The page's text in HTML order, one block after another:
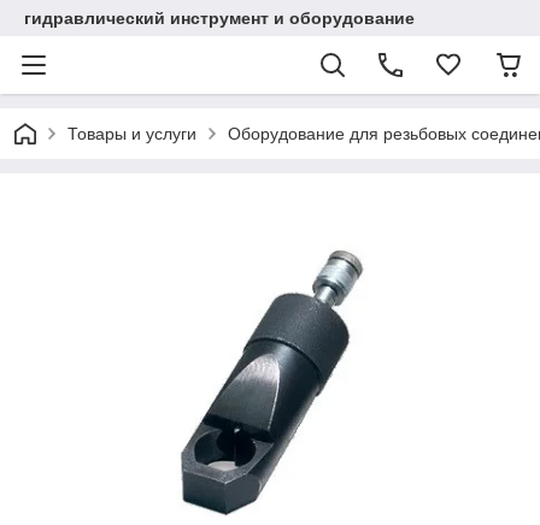
гидравлический инструмент и оборудование
Товары и услуги Оборудование для резьбовых